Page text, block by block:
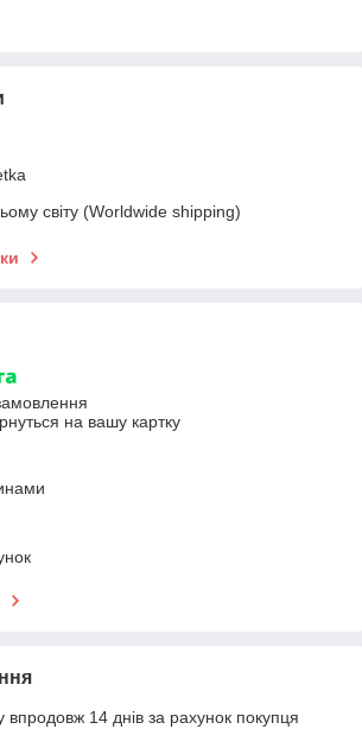
світу (Worldwide shipping)
на вашу картку
14 днів за рахунок покупця